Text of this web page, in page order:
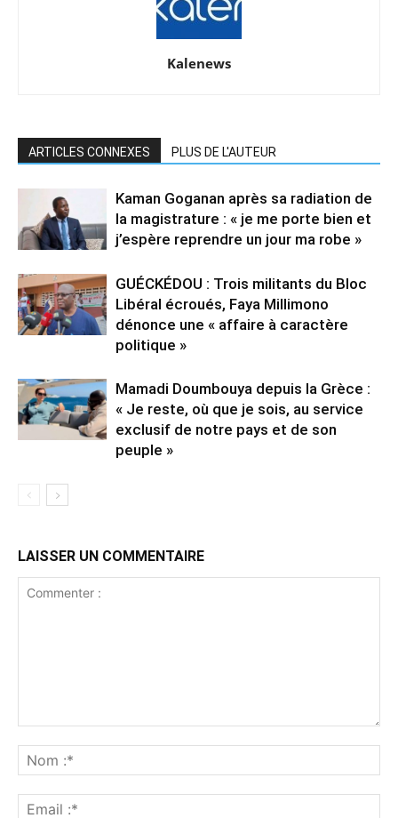
Kalenews
ARTICLES CONNEXES PLUS DE L'AUTEUR
Kaman Goganan après sa radiation de
la magistrature : « je me porte bien et
j’espère reprendre un jour ma robe »
GUÉCKÉDOU : Trois militants du Bloc
Libéral écroués, Faya Millimono
dénonce une « affaire à caractère
politique »
Mamadi Doumbouya depuis la Grèce :
« Je reste, où que je sois, au service
exclusif de notre pays et de son
peuple »
LAISSER UN COMMENTAIRE